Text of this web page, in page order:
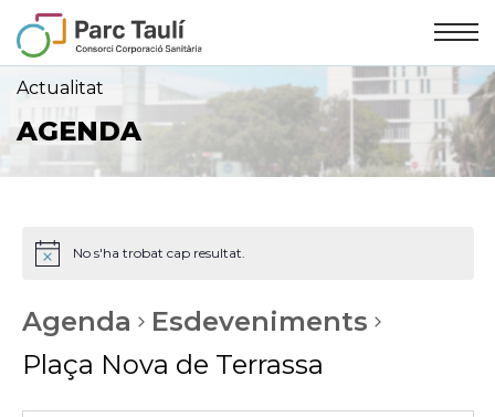
Skip
to
Content
Skip
to
navigation
Actualitat
AGENDA
No s'ha trobat cap resultat.
Agenda
Esdeveniments
Plaça Nova de Terrassa